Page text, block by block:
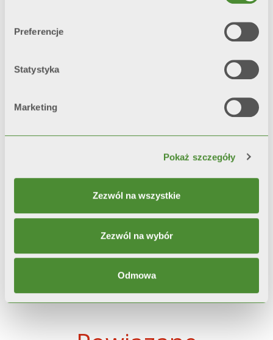
Preferencje
Statystyka
Marketing
Pokaż szczegóły
Zezwól na wszystkie
Zezwól na wybór
Odmowa
pojedynczą warstwą farby.
*test referencyjny: mgła solna i
Video